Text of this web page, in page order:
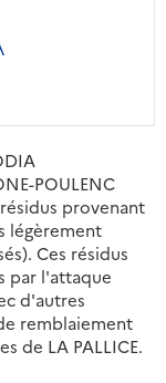
POULENC
provenant
légèrement
Ces résidus
par l'attaque
d'autres
remblaiement
de LA PALLICE.